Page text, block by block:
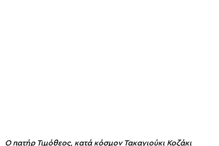
Ο πατήρ Τιμόθεος, κατά κόσμον Τακαγιούκι Κοζάκι